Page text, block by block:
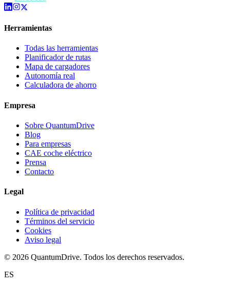
Herramientas
Todas las herramientas
Planificador de rutas
Mapa de cargadores
Autonomía real
Calculadora de ahorro
Empresa
Sobre QuantumDrive
Blog
Para empresas
CAE coche eléctrico
Prensa
Contacto
Legal
Política de privacidad
Términos del servicio
Cookies
Aviso legal
© 2026 QuantumDrive. Todos los derechos reservados.
ES